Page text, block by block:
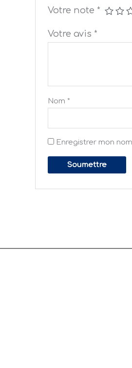
Votre note *
Votre avis *
Nom *
Enregistrer mon